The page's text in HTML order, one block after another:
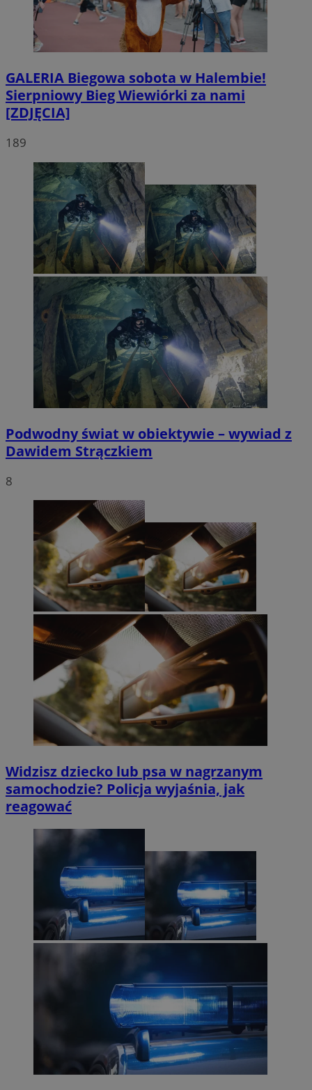
GALERIA Biegowa sobota w Halembie!
Sierpniowy Bieg Wiewiórki za nami
[ZDJĘCIA]
189
Podwodny świat w obiektywie – wywiad z
Dawidem Strączkiem
8
Widzisz dziecko lub psa w nagrzanym
samochodzie? Policja wyjaśnia, jak
reagować